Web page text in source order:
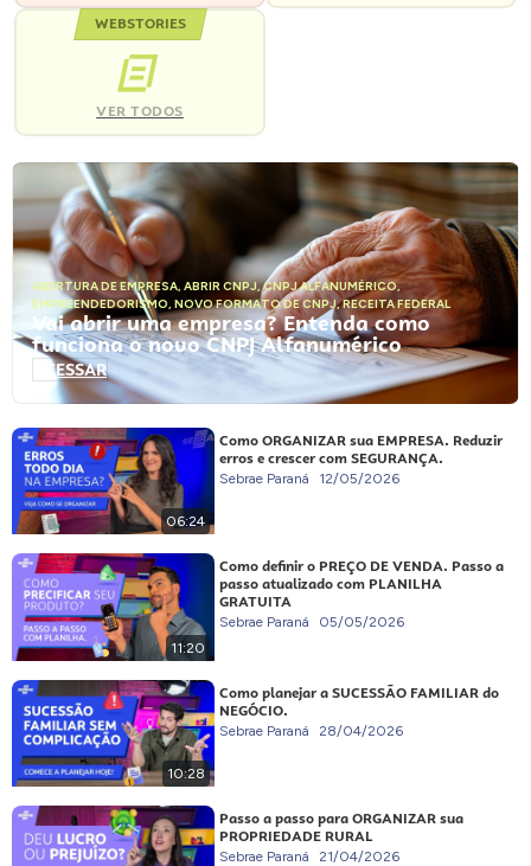
WEBSTORIES
VER TODOS
ABERTURA DE EMPRESA, ABRIR CNPJ,CNPJ ALFANUMÉRICO,
EMPREENDEDORISMO, NOVO FORMATO DE CNPJ,RECEITA FEDERAL
Vai abrir uma empresa? Entenda como
funciona o novo CNPJ Alfanumérico
ACESSAR
06:24
Como ORGANIZAR sua EMPRESA. Reduzir
erros e crescer com SEGURANÇA.
Sebrae Paraná 12/05/2026
11:20
Como definir o PREÇO DE VENDA. Passo a
passo atualizado com PLANILHA
GRATUITA
Sebrae Paraná 05/05/2026
10:28
Como planejar a SUCESSÃO FAMILIAR do
NEGÓCIO.
Sebrae Paraná 28/04/2026
Passo a passo para ORGANIZAR sua
PROPRIEDADE RURAL
Sebrae Paraná 21/04/2026